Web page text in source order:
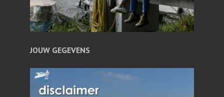
JOUW GEGEVENS